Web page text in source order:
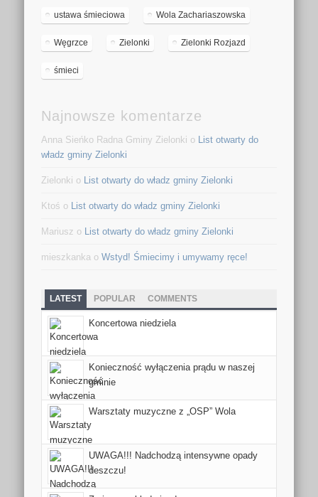
ustawa śmieciowa Wola Zachariaszowska
Węgrzce Zielonki Zielonki Rozjazd
śmieci
Najnowsze komentarze
Anna Sieńko Radna Gminy Zielonki o List otwarty do
władz gminy Zielonki
Zielonki o List otwarty do władz gminy Zielonki
Ktoś o List otwarty do władz gminy Zielonki
Mariusz o List otwarty do władz gminy Zielonki
mieszkanka oWstyd! Śmiecimy i umywamy ręce!
LATEST POPULAR COMMENTS
Koncertowa niedziela
Konieczność wyłączenia prądu w naszej
gminie
Warsztaty muzyczne z „OSP” Wola
UWAGA!!! Nadchodzą intensywne opady
deszczu!